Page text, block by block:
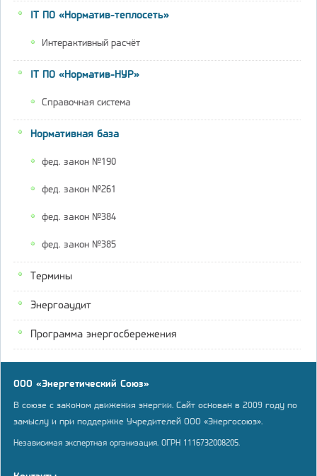
IT ПО «Норматив-теплосеть»
Интерактивный расчёт
IT ПО «Норматив-НУР»
Справочная система
Нормативная база
фед. закон №190
фед. закон №261
фед. закон №384
фед. закон №385
Термины
Энергоаудит
Программа энергосбережения
ООО «Энергетический Союз»
В союзе с законом движения энергии. Сайт основан в 2009 году по
замыслу и при поддержке Учредителей ООО «Энергосоюз».
Независимая экспертная организация. ОГРН 1116732008205.